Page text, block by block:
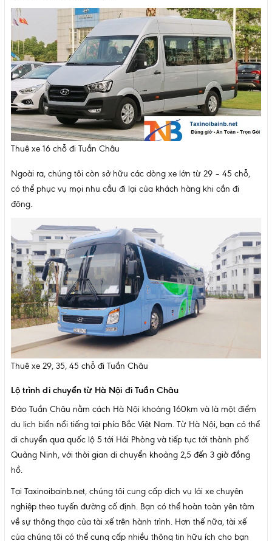
Thuê xe 16 chỗ đi Tuần Châu
Ngoài ra, chúng tôi còn sở hữu các dòng xe lớn từ 29 – 45 chỗ,
có thể phục vụ mọi nhu cầu đi lại của khách hàng khi cần đi
đông.
Thuê xe 29, 35, 45 chỗ đi Tuần Châu
Lộ trình di chuyển từ Hà Nội đi Tuần Châu
Đảo Tuần Châu nằm cách Hà Nội khoảng 160km và là một điểm
du lịch biển nổi tiếng tại phía Bắc Việt Nam. Từ Hà Nội, bạn có thể
di chuyển qua quốc lộ 5 tới Hải Phòng và tiếp tục tới thành phố
Quảng Ninh, với thời gian di chuyển khoảng 2,5 đến 3 giờ đồng
hồ.
Tại Taxinoibainb.net, chúng tôi cung cấp dịch vụ lái xe chuyên
nghiệp theo tuyến đường cố định. Bạn có thể hoàn toàn yên tâm
về sự thông thạo của tài xế trên hành trình. Hơn thế nữa, tài xế
của chúng tôi có thể cung cấp nhiều thông tin hữu ích cho bạn